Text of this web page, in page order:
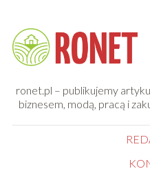
ronet.pl – publikujemy
biznesem, modą, pracą i